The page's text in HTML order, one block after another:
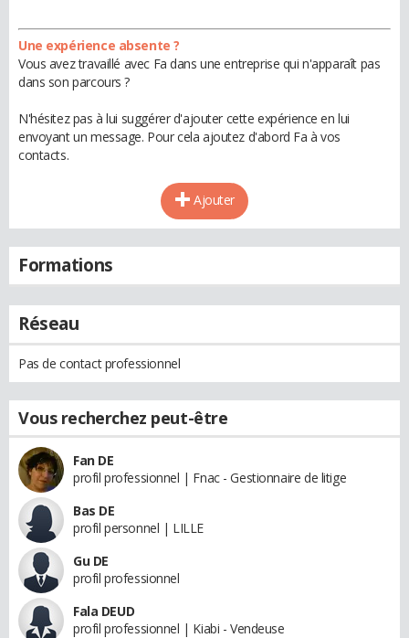
Une expérience absente ?
Vous avez travaillé avec Fa dans une entreprise qui n'apparaît pas
dans son parcours ?
N'hésitez pas à lui suggérer d'ajouter cette expérience en lui
envoyant un message. Pour cela ajoutez d'abord Fa à vos
contacts.
Ajouter
Formations
Réseau
Pas de contact professionnel
Vous recherchez peut-être
Fan DE
profil professionnel | Fnac - Gestionnaire de litige
Bas DE
profil personnel | LILLE
Gu DE
profil professionnel
Fala DEUD
profil professionnel | Kiabi - Vendeuse